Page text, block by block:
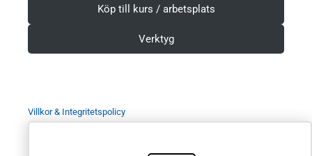
Köp till kurs / arbetsplats
Verktyg
Villkor & Integritetspolicy